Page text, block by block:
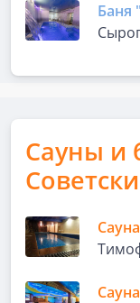
Баня
Сауны и